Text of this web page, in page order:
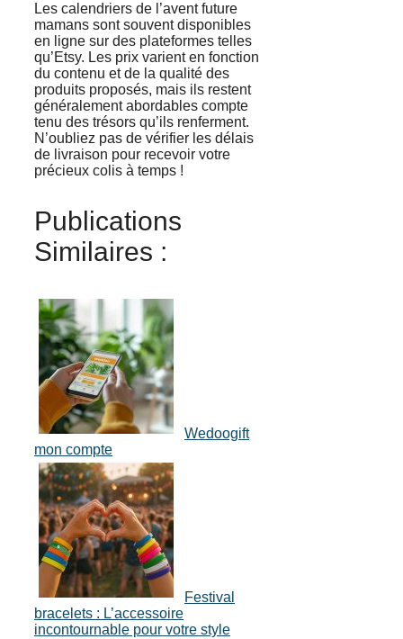
Les calendriers de l’avent future
mamans sont souvent disponibles
en ligne sur des plateformes telles
qu’Etsy. Les prix varient en fonction
du contenu et de la qualité des
produits proposés, mais ils restent
généralement abordables compte
tenu des trésors qu’ils renferment.
N’oubliez pas de vérifier les délais
de livraison pour recevoir votre
précieux colis à temps !
Publications
Similaires :
Wedoogift
mon compte
Festival
bracelets : L’accessoire
incontournable pour votre style